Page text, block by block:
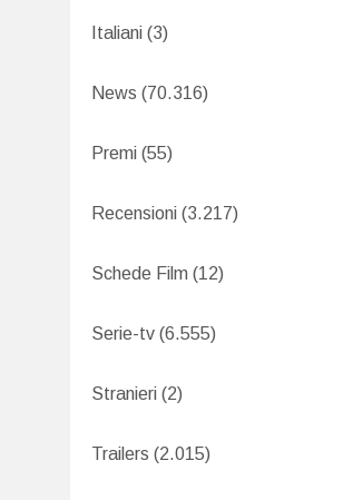
Italiani (3)
News (70.316)
Premi (55)
Recensioni (3.217)
Schede Film (12)
Serie-tv (6.555)
Stranieri (2)
Trailers (2.015)